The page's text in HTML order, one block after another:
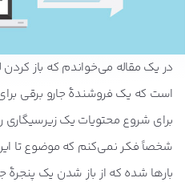
در یک مقاله می‌خواندم که باز
است که یک فروشندۀ جارو برقی
برای شروع محتویات یک زیرسیگاری
شخصاً فکر نمی‌کنم که موضوع تا
بارها شده که از باز شدن یک پنجرۀ